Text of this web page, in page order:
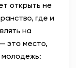
открыть не
где и
на
это место,